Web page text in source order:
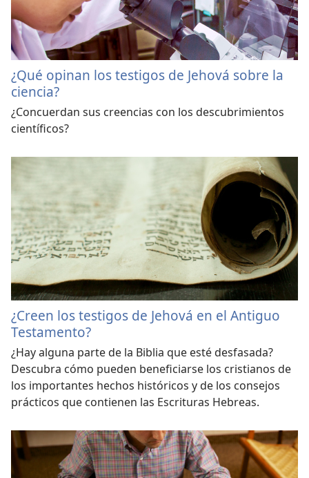
¿Qué opinan los testigos de Jehová sobre la
ciencia?
¿Concuerdan sus creencias con los descubrimientos
científicos?
¿Creen los testigos de Jehová en el Antiguo
Testamento?
¿Hay alguna parte de la Biblia que esté desfasada?
Descubra cómo pueden beneficiarse los cristianos de
los importantes hechos históricos y de los consejos
prácticos que contienen las Escrituras Hebreas.